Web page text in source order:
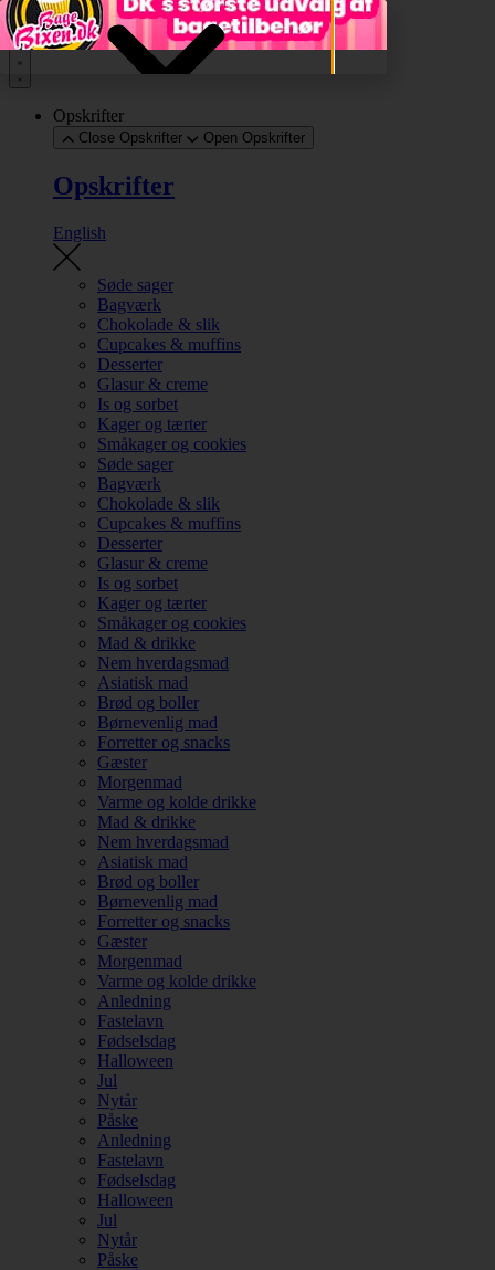
Videre til indhold
Opskrifter
Close Opskrifter Open Opskrifter
Opskrifter
English
Søde sager
Bagværk
Chokolade & slik
Cupcakes & muffins
Desserter
Glasur & creme
Is og sorbet
Kager og tærter
Småkager og cookies
Søde sager
Bagværk
Chokolade & slik
Cupcakes & muffins
Desserter
Glasur & creme
Is og sorbet
Kager og tærter
Småkager og cookies
Mad & drikke
Nem hverdagsmad
Asiatisk mad
Brød og boller
Børnevenlig mad
Forretter og snacks
Gæster
Morgenmad
Varme og kolde drikke
Mad & drikke
Nem hverdagsmad
Asiatisk mad
Brød og boller
Børnevenlig mad
Forretter og snacks
Gæster
Morgenmad
Varme og kolde drikke
Anledning
Fastelavn
Fødselsdag
Halloween
Jul
Nytår
Påske
Anledning
Fastelavn
Fødselsdag
Halloween
Jul
Nytår
Påske